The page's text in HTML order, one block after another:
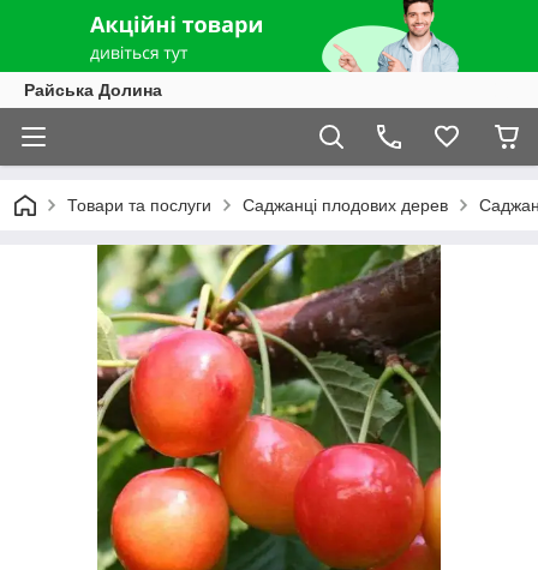
Райська Долина
Товари та послуги Саджанці плодових дерев